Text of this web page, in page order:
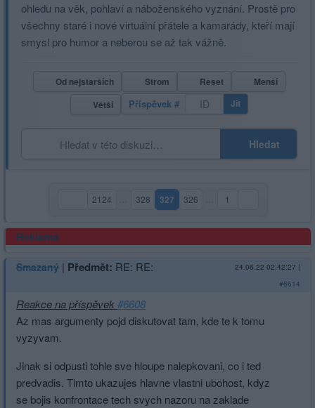
ohledu na věk, pohlaví a náboženského vyznání. Prostě pro
všechny staré i nové virtuální přátele a kamarády, kteří mají
smysl pro humor a neberou se až tak vážně.
Od nejstarších Strom Reset
Menší
Větší
Příspěvek # Jít
Hledat
2124 328 327(aktuální strana)
326 1
Reklama
Smazaný | Předmět: RE: RE: 24.06.22 02:42:27 |
#6614
Reakce na příspěvek#6608
Az mas argumenty pojd diskutovat tam, kde te k tomu
vyzyvam.
Jinak si odpusti tohle sve hloupe nalepkovani, co i ted
predvadis. Timto ukazujes hlavne vlastni ubohost, kdyz
se bojis konfrontace tech svych nazoru na zaklade